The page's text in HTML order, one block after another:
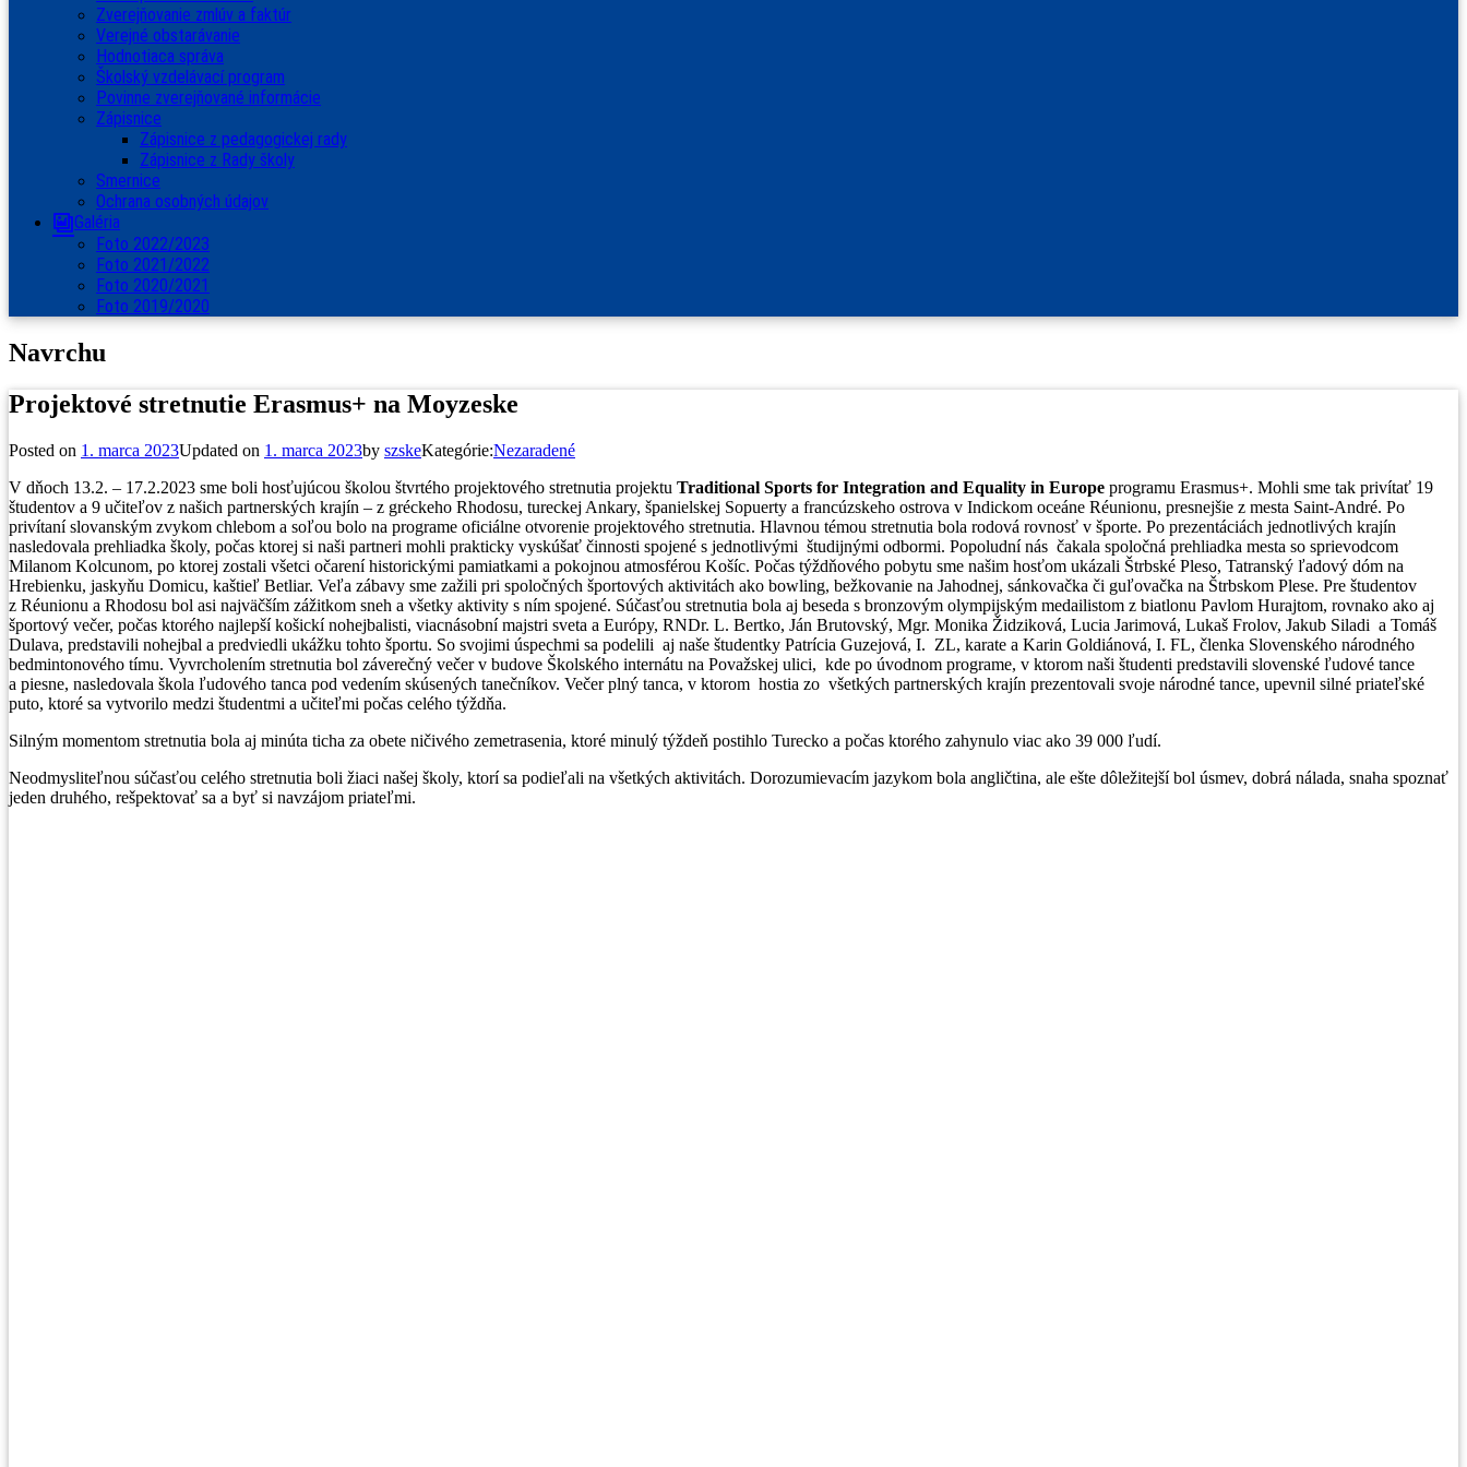
Zverejňovanie zmlúv a faktúr
Verejné obstarávanie
Hodnotiaca správa
Školský vzdelávací program
Povinne zverejňované informácie
Zápisnice
Zápisnice z pedagogickej rady
Zápisnice z Rady školy
Smernice
Ochrana osobných údajov
Galéria
Foto 2022/2023
Foto 2021/2022
Foto 2020/2021
Foto 2019/2020
Navrchu
Projektové stretnutie Erasmus+ na Moyzeske
Posted on 1. marca 2023Updated on 1. marca 2023by szskeKategórie:Nezaradené
V dňoch 13.2. – 17.2.2023 sme boli hosťujúcou školou štvrtého projektového stretnutia projektu Traditional Sports for Integration and Equality in Europe programu Erasmus+. Mohli sme tak privítať 19
študentov a 9 učiteľov z našich partnerských krajín – z gréckeho Rhodosu, tureckej Ankary, španielskej Sopuerty a francúzskeho ostrova v Indickom oceáne Réunionu, presnejšie z mesta Saint-André. Po
privítaní slovanským zvykom chlebom a soľou bolo na programe oficiálne otvorenie projektového stretnutia. Hlavnou témou stretnutia bola rodová rovnosť v športe. Po prezentáciách jednotlivých krajín
nasledovala prehliadka školy, počas ktorej si naši partneri mohli prakticky vyskúšať činnosti spojené s jednotlivými študijnými odbormi. Popoludní nás čakala spoločná prehliadka mesta so sprievodcom
Milanom Kolcunom, po ktorej zostali všetci očarení historickými pamiatkami a pokojnou atmosférou Košíc. Počas týždňového pobytu sme našim hosťom ukázali Štrbské Pleso, Tatranský ľadový dóm na
Hrebienku, jaskyňu Domicu, kaštieľ Betliar. Veľa zábavy sme zažili pri spoločných športových aktivitách ako bowling, bežkovanie na Jahodnej, sánkovačka či guľovačka na Štrbskom Plese. Pre študentov
z Réunionu a Rhodosu bol asi najväčším zážitkom sneh a všetky aktivity s ním spojené. Súčasťou stretnutia bola aj beseda s bronzovým olympijským medailistom z biatlonu Pavlom Hurajtom, rovnako ako aj
športový večer, počas ktorého najlepší košickí nohejbalisti, viacnásobní majstri sveta a Európy, RNDr. L. Bertko, Ján Brutovský, Mgr. Monika Židziková, Lucia Jarimová, Lukaš Frolov, Jakub Siladi a Tomáš
Dulava, predstavili nohejbal a predviedli ukážku tohto športu. So svojimi úspechmi sa podelili aj naše študentky Patrícia Guzejová, I. ZL, karate a Karin Goldiánová, I. FL, členka Slovenského národného
bedmintonového tímu. Vyvrcholením stretnutia bol záverečný večer v budove Školského internátu na Považskej ulici, kde po úvodnom programe, v ktorom naši študenti predstavili slovenské ľudové tance
a piesne, nasledovala škola ľudového tanca pod vedením skúsených tanečníkov. Večer plný tanca, v ktorom hostia zo všetkých partnerských krajín prezentovali svoje národné tance, upevnil silné priateľské
puto, ktoré sa vytvorilo medzi študentmi a učiteľmi počas celého týždňa.
Silným momentom stretnutia bola aj minúta ticha za obete ničivého zemetrasenia, ktoré minulý týždeň postihlo Turecko a počas ktorého zahynulo viac ako 39 000 ľudí.
Neodmysliteľnou súčasťou celého stretnutia boli žiaci našej školy, ktorí sa podieľali na všetkých aktivitách. Dorozumievacím jazykom bola angličtina, ale ešte dôležitejší bol úsmev, dobrá nálada, snaha spoznať
jeden druhého, rešpektovať sa a byť si navzájom priateľmi.